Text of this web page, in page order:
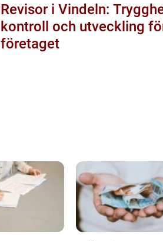
Revisor i Vindeln:
kontroll och utveckling
företaget